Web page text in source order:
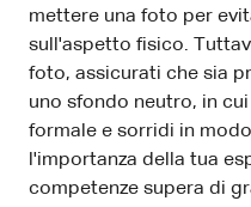
mettere una foto per
sull'aspetto fisico.
foto, assicurati che sia
uno sfondo neutro, in
formale e sorridi in
l'importanza della tua
competenze supera di